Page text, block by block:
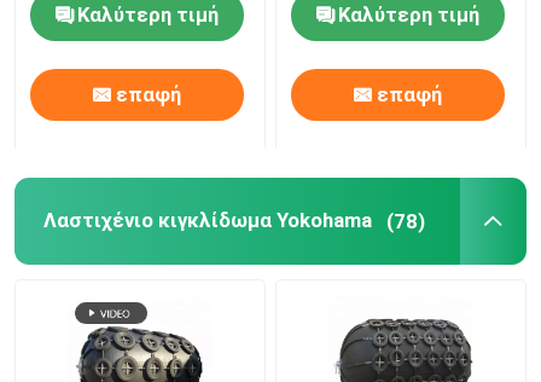
Επιπλέον κιγκλίδωμα αφρού
Στυλίσκοι πρόσδεσης
προφυλακτήρας
λιμένων αποβαθρών
Καλύτερη τιμή
επαφή
προστασία σκαφών
βαρκών
Καλύτερη τιμή
επαφή
Λαστιχένιο κιγκλίδωμα Yokohama (78)